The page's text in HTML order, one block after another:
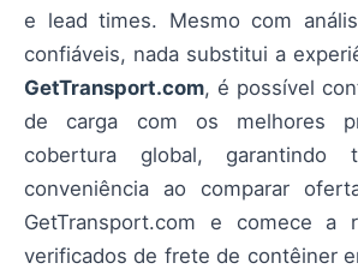
e lead times. Mesmo com
confiáveis, nada substitui a
GetTransport.com, é possível
de carga com os melhores
cobertura global, garantindo
conveniência ao comparar
GetTransport.com e comece a
verificados de frete de contêiner